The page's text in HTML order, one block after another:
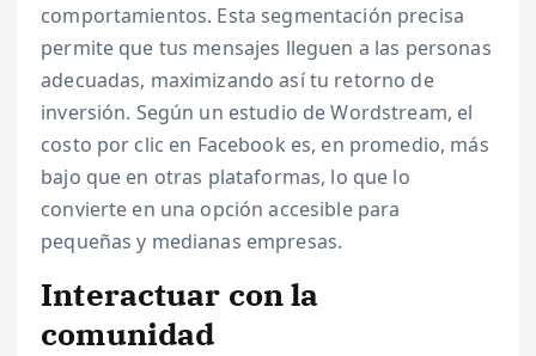
comportamientos. Esta segmentación precisa
permite que tus mensajes lleguen a las personas
adecuadas, maximizando así tu retorno de
inversión. Según un estudio de Wordstream, el
costo por clic en Facebook es, en promedio, más
bajo que en otras plataformas, lo que lo
convierte en una opción accesible para
pequeñas y medianas empresas.
Interactuar con la
comunidad